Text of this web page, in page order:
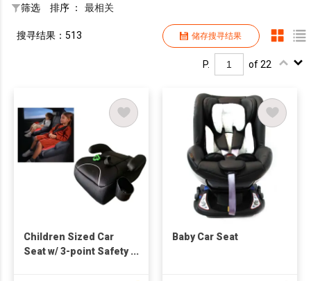
筛选 排序 ： 最相关
储存搜寻结果
搜寻结果：513
P. of 22
Children Sized Car
Seat w/ 3-point Safety
Baby Car Seat